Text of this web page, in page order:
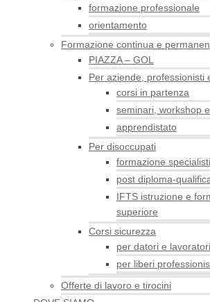
formazione professionale
orientamento
Formazione continua e
PIAZZA – GOL
Per aziende, professionisti
corsi in partenza
seminari, workshop
apprendistato
Per disoccupati
formazione
post diploma-
IFTS istruzione e
superiore
Corsi sicurezza
per datori e lavoratori
per liberi
Offerte di lavoro e tirocini